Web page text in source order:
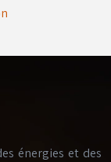
énergies et des